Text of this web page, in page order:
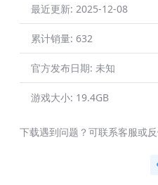
最近更新: 2025-12-08
累计销量: 632
官方发布日期: 未知
游戏大小: 19.4GB
下载遇到问题？可联系客服或